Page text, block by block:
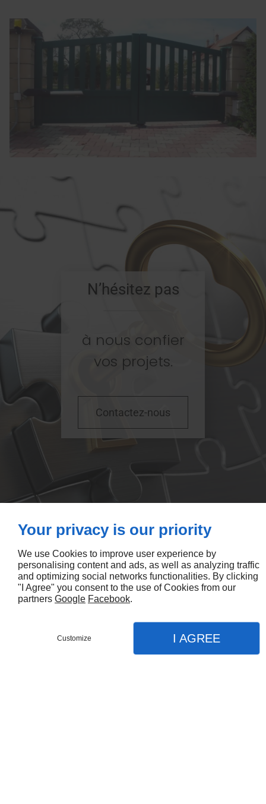
N’hésitez pas
à nous confier
vos projets.
Contactez-nous
2 Place De L'Eglise68190 ENSISHEIM
09 74 56 07 46
8h00 à 12h00 et de 14h00 à 17h00
Ven matin:
8h00 à 12h00
Le vendredi après Midi et le samedi matin : Sur rendez-vous
Nous contacter
Your privacy is our priority
We use Cookies to improve user experience by
personalising content and ads, as well as analyzing traffic
and optimizing social networks functionalities. By clicking
"I Agree" you consent to the use of Cookies from our
partners Google Facebook.
Customize I AGREE